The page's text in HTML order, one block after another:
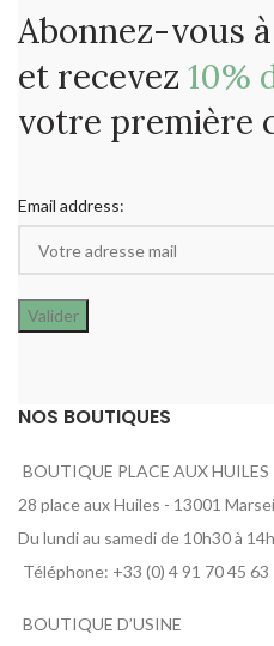
Abonnez-vous
et recevez 10%
votre première
Email address:
NOS BOUTIQUES
BOUTIQUE PLACE AUX HUILES
28 place aux Huiles - 13001
Du lundi au samedi de 10h30 à
Téléphone: +33 (0) 4 91 70 45 63
BOUTIQUE D’USINE